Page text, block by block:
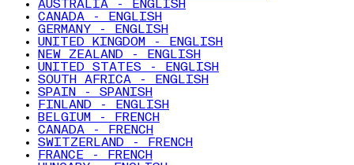
AUSTRALIA - ENGLISH
CANADA - ENGLISH
GERMANY - ENGLISH
UNITED KINGDOM - ENGLISH
NEW ZEALAND - ENGLISH
UNITED STATES - ENGLISH
SOUTH AFRICA - ENGLISH
SPAIN - SPANISH
FINLAND - ENGLISH
BELGIUM - FRENCH
CANADA - FRENCH
SWITZERLAND - FRENCH
FRANCE - FRENCH